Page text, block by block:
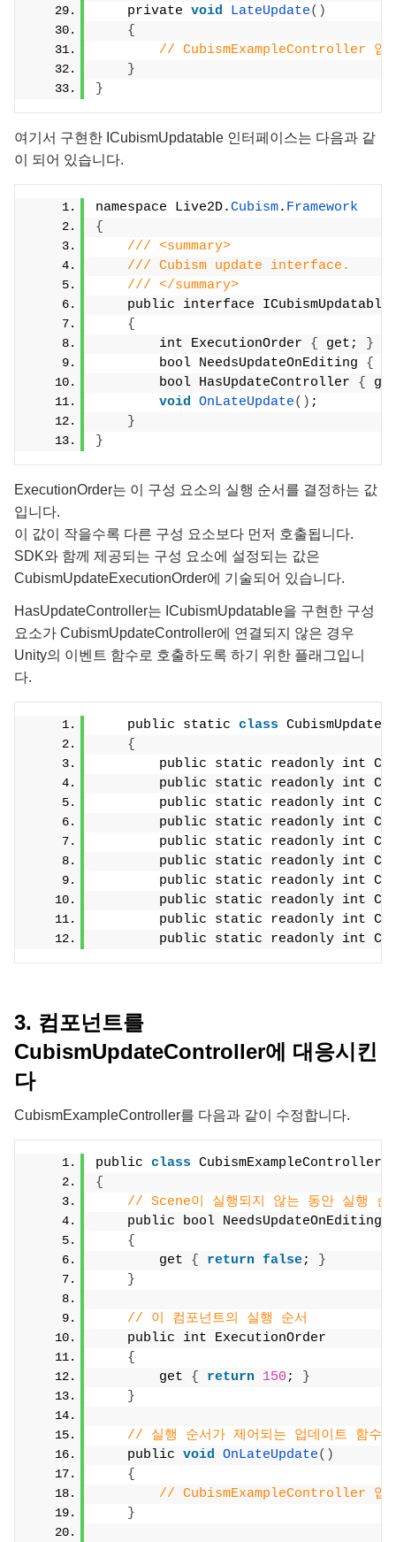
    private
void LateUpdate()
{
// CubismExampleController 업
}
}
여기서 구현한 ICubismUpdatable 인터페이스는 다음과 같
이 되어 있습니다.
namespace Live2D.Cubism. Framework
{
/// <summary>
/// Cubism update interface.
/// </summary>
    public interface ICubismUpdatable
{
        int ExecutionOrder
{ get;
}
        bool NeedsUpdateOnEditing
{
        bool HasUpdateController
{
void OnLateUpdate() ;
}
}
ExecutionOrder는 이 구성 요소의 실행 순서를 결정하는 값
입니다.
이 값이 작을수록 다른 구성 요소보다 먼저 호출됩니다.
SDK와 함께 제공되는 구성 요소에 설정되는 값은
CubismUpdateExecutionOrder에 기술되어 있습니다.
HasUpdateController는 ICubismUpdatable을 구현한 구성
요소가 CubismUpdateController에 연결되지 않은 경우
Unity의 이벤트 함수로 호출하도록 하기 위한 플래그입니
다.
    public static
class
{
public static readonly int
public static readonly int
public static readonly int
public static readonly int
public static readonly int
public static readonly int
public static readonly int
public static readonly int
public static readonly int
public static readonly int
3. 컴포넌트를
CubismUpdateController에 대응시킨
다
CubismExampleController를 다음과 같이 수정합니다.
public class CubismExampleController
{
// Scene이 실행되지 않는 동안 실행 순
    public bool NeedsUpdateOnEditing
{
        get
{ return false;
}
}
// 이 컴포넌트의 실행 순서
    public int ExecutionOrder
{
        get
{ return 150 ;
}
}
// 실행 순서가 제어되는 업데이트 함수
    public
void OnLateUpdate()
{
// CubismExampleController 업
}